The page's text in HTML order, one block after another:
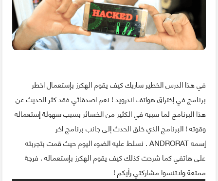
في هذا الدرس الخطير ساريك كيف يقوم الهكرز بإستعمال اخطر
برنامج في إختراق هواتف اندرويد ! نعم اصدقائي فقد كثر الحديث عن
هذا البرنامج لما سببه في الكثير من الخسائر بسبب سهولة إستعماله
وقوته ! البرنامج الذي خلق الحدث إلى جانب برنامج اخر
إسمه ANDRORAT . نسلط عليه الضوء اليوم حيث قمت بتجربته
على هاتفي كما شرحت كذلك كيف يقوم الهكرز بإستعماله . فرجة
ممتعة ولاتنسوا مشاركتي رأيكم !